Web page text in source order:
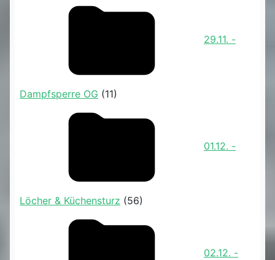
29.11. -
Dampfsperre OG (11)
01.12. -
Löcher & Küchensturz (56)
02.12. -